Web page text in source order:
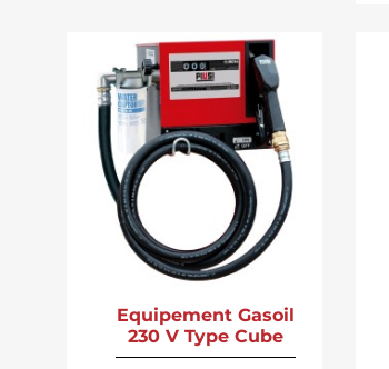
Equipement Gasoil
230 V Type Cube